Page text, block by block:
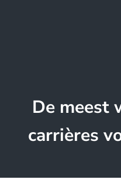
De meest
carrières